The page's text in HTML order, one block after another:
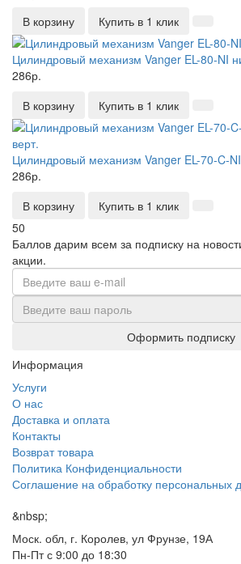
В корзину
Купить в 1 клик
Цилиндровый механизм Vanger EL-80-NI
286р.
В корзину
Купить в 1 клик
Цилиндровый механизм Vanger EL-70-C-
286р.
В корзину
Купить в 1 клик
50
Баллов дарим всем за подписку на
акции.
Оформить подписку
Информация
Услуги
О нас
Доставка и оплата
Контакты
Возврат товара
Политика Конфиденциальности
Соглашение на обработку персональных
&nbsp;
Моск. обл, г. Королев, ул Фрунзе, 19А
Пн-Пт с 9:00 до 18:30